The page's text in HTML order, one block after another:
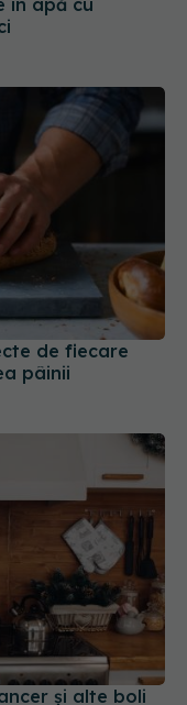
de fiecare
pâinii
și alte boli